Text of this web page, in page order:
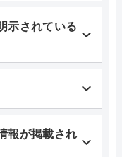
示されている
報が掲載され